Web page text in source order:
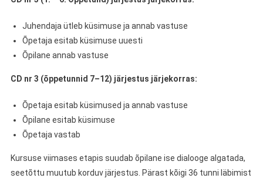
Juhendaja ütleb küsimuse ja annab vastuse
Õpetaja esitab küsimuse uuesti
Õpilane annab vastuse
CD nr 3 (õppetunnid 7–12) järjestus järjekorras:
Õpetaja esitab küsimused ja annab vastuse
Õpilane esitab küsimuse
Õpetaja vastab
Kursuse viimases etapis suudab õpilane ise dialooge algatada,
seetõttu muutub korduv järjestus. Pärast kõigi 36 tunni läbimist